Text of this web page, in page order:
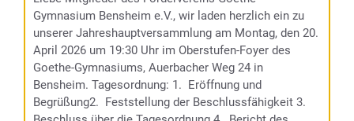
Gymnasium Bensheim e.V., wir laden herzlich ein zu
unserer Jahreshauptversammlung am Montag, den 20.
April 2026 um 19:30 Uhr im Oberstufen-Foyer des
Goethe-Gymnasiums, Auerbacher Weg 24 in
Bensheim. Tagesordnung: 1. Eröffnung und
Begrüßung2. Feststellung der Beschlussfähigkeit 3.